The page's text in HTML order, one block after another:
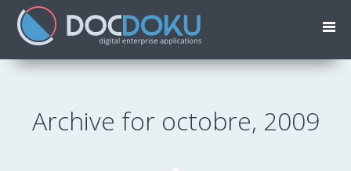
Archive for octobre, 2009